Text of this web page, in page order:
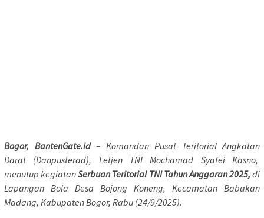
Bogor, BantenGate.id– Komandan Pusat Teritorial Angkatan
Darat (Danpusterad), Letjen TNI Mochamad Syafei Kasno,
menutup kegiatanSerbuan Teritorial TNI Tahun Anggaran 2025, di
Lapangan Bola Desa Bojong Koneng, Kecamatan Babakan
Madang, Kabupaten Bogor, Rabu (24/9/2025).